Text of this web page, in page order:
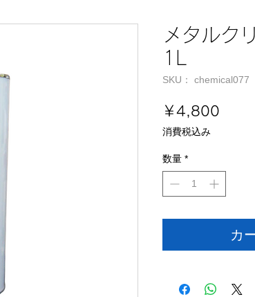
メタル
1L
SKU： chemical077
￥4,800
消費税込み
数量 *
カ